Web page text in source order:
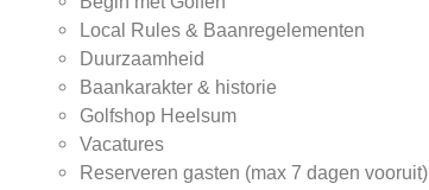
Local Rules & Baanregelementen
Duurzaamheid
Baankarakter & historie
Golfshop Heelsum
Vacatures
Reserveren gasten (max 7 dagen vooruit)